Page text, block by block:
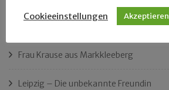
August 2009 in der Innenstadt
Frau Krause aus Markkleeberg
Leipzig – Die unbekannte Freundin
Cookieeinstellungen Akzeptieren